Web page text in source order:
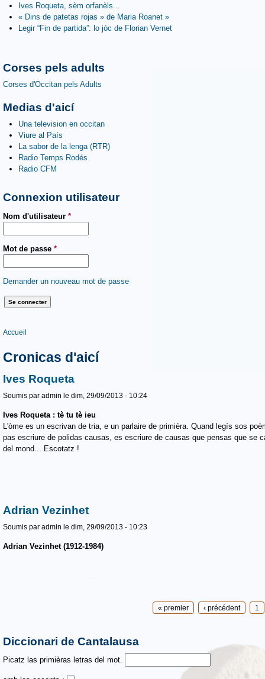
Ives Roqueta, sèm orfanèls...
« Dins de patetas rojas » de Maria Roanet »
Legir “Fin de partida”: lo jòc de Florian Vernet
Corses pels adults
Corses d'Occitan pels Adults
Medias d'aicí
Una television en occitan
Viure al País
La sabor de la lenga (RTR)
Radio Temps Rodés
Radio CFM
Connexion utilisateur
Nom d'utilisateur *
Mot de passe *
Demander un nouveau mot de passe
Vous êtes ici
Accueil
Cronicas d'aicí
Ives Roqueta
Soumis par admin le dim, 29/09/2013 - 10:24
Ives Roqueta : tè tu tè ieu
L'òme es un escrivan de tria, e un parlaire de primièra. Quand legís sos
pas escriure de polidas causas, es escriure de causas que pensas que se
del mond... Escotatz !
Adrian Vezinhet
Soumis par admin le dim, 29/09/2013 - 10:23
Adrian Vezinhet (1912-1984)
« premier ‹ précédent 1
Diccionari de Cantalausa
Picatz las primièras letras del mot.